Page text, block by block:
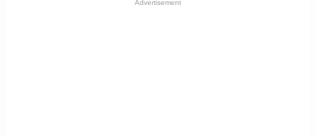
Advertisement